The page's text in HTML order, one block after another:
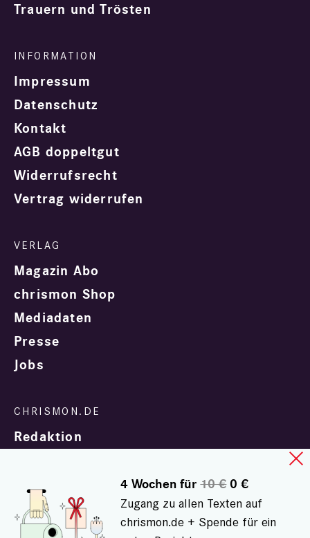
Trauern und Trösten
Impressum
Datenschutz
Kontakt
AGB doppeltgut
Widerrufsrecht
Vertrag widerrufen
Magazin Abo
chrismon Shop
Mediadaten
Presse
Jobs
Redaktion
4 Wochen für10 €0 €
Zugang zu allen Texten auf
chrismon.de + Spende für ein